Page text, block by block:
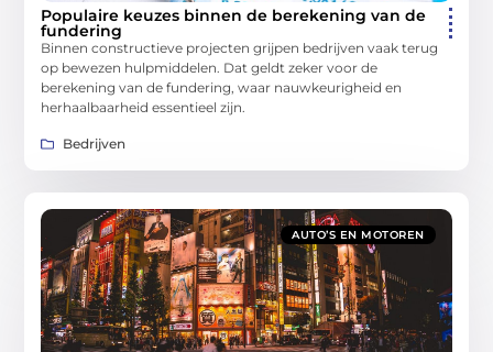
Populaire keuzes binnen de berekening van de
fundering
Binnen constructieve projecten grijpen bedrijven vaak terug
op bewezen hulpmiddelen. Dat geldt zeker voor de
berekening van de fundering, waar nauwkeurigheid en
herhaalbaarheid essentieel zijn.
Bedrijven
AUTO’S EN MOTOREN